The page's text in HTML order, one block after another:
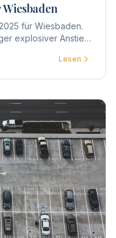
für Wiesbaden.
explosiver Anstieg
Lesen